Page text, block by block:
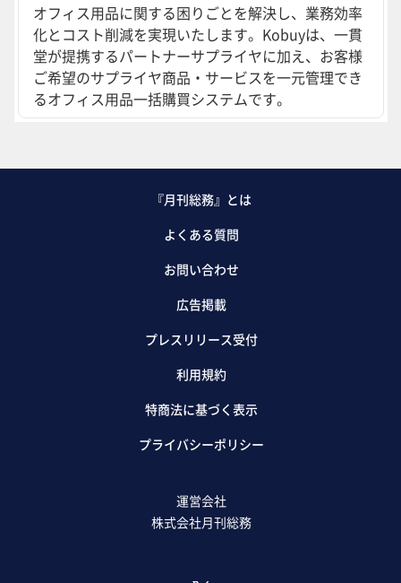
オフィス用品に関する困りごとを解決し、業務効率
化とコスト削減を実現いたします。Kobuyは、一貫
堂が提携するパートナーサプライヤに加え、お客様
ご希望のサプライヤ商品・サービスを一元管理でき
るオフィス用品一括購買システムです。
『月刊総務』とは
よくある質問
お問い合わせ
広告掲載
プレスリリース受付
利用規約
特商法に基づく表示
プライバシーポリシー
運営会社
株式会社月刊総務